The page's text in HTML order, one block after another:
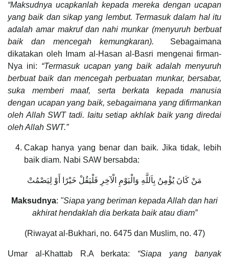
“Maksudnya ucapkanlah kepada mereka dengan ucapan
yang baik dan sikap yang lembut. Termasuk dalam hal itu
adalah amar makruf dan nahi munkar (menyuruh berbuat
baik dan mencegah kemungkaran). Sebagaimana
dikatakan oleh Imam al-Hasan al-Basri mengenai firman-
Nya ini: “Termasuk ucapan yang baik adalah menyuruh
berbuat baik dan mencegah perbuatan munkar, bersabar,
suka memberi maaf, serta berkata kepada manusia
dengan ucapan yang baik, sebagaimana yang difirmankan
oleh Allah SWT tadi. Iaitu setiap akhlak baik yang diredai
oleh Allah SWT.”
Cakap hanya yang benar dan baik. Jika tidak, lebih
baik diam. Nabi SAW bersabda:
مَنْ كَانَ يُؤْمِنُ بِاَللَّهِ وَالْيَوْمِ الْآخِرِ فَلْيَقُلْ خَيْرًا أَوْ لِيَصْمُتْ
Maksudnya: "Siapa yang beriman kepada Allah dan hari
akhirat hendaklah dia berkata baik atau diam”
(Riwayat al-Bukhari, no. 6475 dan Muslim, no. 47)
Umar al-Khattab R.A berkata: “Siapa yang banyak